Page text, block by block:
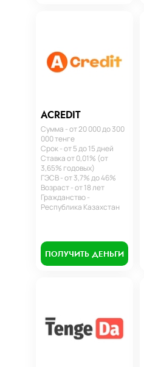
ACREDIT
Сумма - от 20 000 до 300
000 тенге
Срок - от 5 до 15 дней
Ставка от 0,01% (от
3,65% годовых)
ГЭСВ - от 3,7% до 46%
Возраст - от 18 лет
Гражданство -
Республика Казахстан
ПОЛУЧИТЬ ДЕНЬГИ